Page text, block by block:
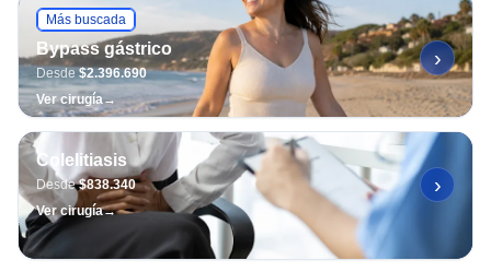
Más buscada
Bypass gástrico
Desde $2.396.690
Ver cirugía→
›
Colelitiasis
Desde$838.340
Ver cirugía→
›